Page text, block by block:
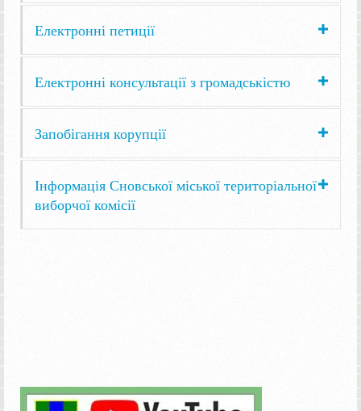
Електронні петиції
Електронні консультації з громадськістю
Запобігання корупції
Інформація Сновської міської територіальної
виборчої комісії